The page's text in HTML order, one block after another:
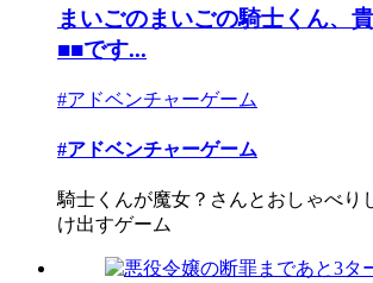
まいごのまいごの騎士くん、
■■です...
#アドベンチャーゲーム
#アドベンチャーゲーム
騎士くんが魔女？さんとおしゃべり
け出すゲーム